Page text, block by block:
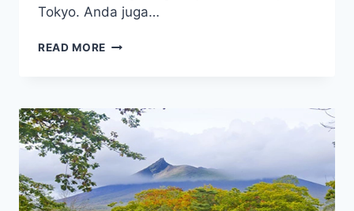
Tokyo. Anda juga…
READ MORE HAKODATE
YANG
BISA
ANDA
KUNJUNGI
KOTA